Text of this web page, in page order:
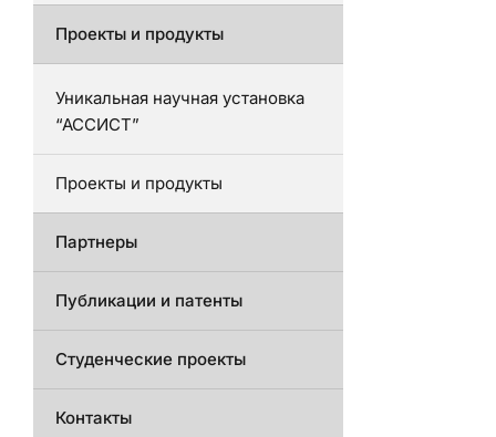
Проекты и продукты
Уникальная научная установка
“АССИСТ”
Проекты и продукты
Партнеры
Публикации и патенты
Студенческие проекты
Контакты